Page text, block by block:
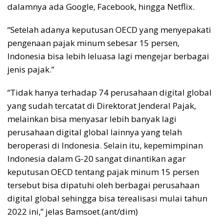
dalamnya ada Google, Facebook, hingga Netflix.
“Setelah adanya keputusan OECD yang menyepakati
pengenaan pajak minum sebesar 15 persen,
Indonesia bisa lebih leluasa lagi mengejar berbagai
jenis pajak.”
“Tidak hanya terhadap 74 perusahaan digital global
yang sudah tercatat di Direktorat Jenderal Pajak,
melainkan bisa menyasar lebih banyak lagi
perusahaan digital global lainnya yang telah
beroperasi di Indonesia. Selain itu, kepemimpinan
Indonesia dalam G-20 sangat dinantikan agar
keputusan OECD tentang pajak minum 15 persen
tersebut bisa dipatuhi oleh berbagai perusahaan
digital global sehingga bisa terealisasi mulai tahun
2022 ini,” jelas Bamsoet.(ant/dim)